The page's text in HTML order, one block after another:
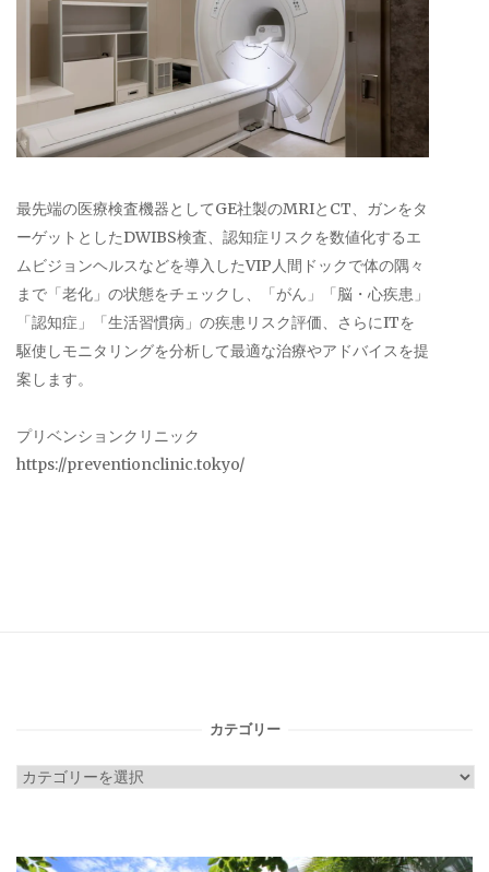
最先端の医療検査機器としてGE社製のMRIとCT、ガンをタ
ーゲットとしたDWIBS検査、認知症リスクを数値化するエ
ムビジョンヘルスなどを導入したVIP人間ドックで体の隅々
まで「老化」の状態をチェックし、「がん」「脳・心疾患」
「認知症」「生活習慣病」の疾患リスク評価、さらにITを
駆使しモニタリングを分析して最適な治療やアドバイスを提
案します。
プリベンションクリニック
https://preventionclinic.tokyo/
カテゴリー
カ
リ